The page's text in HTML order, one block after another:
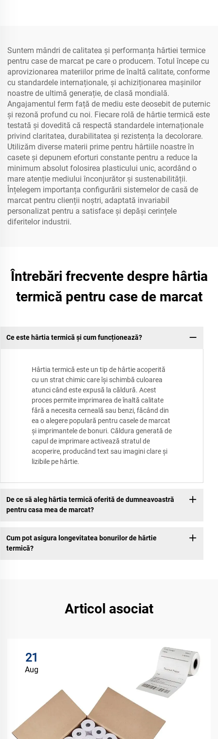
Suntem mândri de calitatea și performanța hârtiei termice
pentru case de marcat pe care o producem. Totul începe cu
aprovizionarea materiilor prime de înaltă calitate, conforme
cu standardele internaționale, și achiziționarea mașinilor
noastre de ultimă generație, de clasă mondială.
Angajamentul ferm față de mediu este deosebit de puternic
și rezonă profund cu noi. Fiecare rolă de hârtie termică este
testată și dovedită că respectă standardele internaționale
privind claritatea, durabilitatea și rezistența la decolorare.
Utilizăm diverse materii prime pentru hârtiile noastre în
casete și depunem eforturi constante pentru a reduce la
minimum absolut folosirea plasticului unic, acordând o
mare atenție mediului înconjurător și sustenabilității.
Înțelegem importanța configurării sistemelor de casă de
marcat pentru clienții noștri, adaptată invariabil
personalizat pentru a satisface și depăși cerințele
diferitelor industrii.
Întrebări frecvente despre hârtia
termică pentru case de marcat
Ce este hârtia termică și cum funcționează?
Hârtia termică este un tip de hârtie acoperită
cu un strat chimic care își schimbă culoarea
atunci când este expusă la căldură. Acest
proces permite imprimarea de înaltă calitate
fără a necesita cerneală sau benzi, făcând din
ea o alegere populară pentru casele de marcat
și imprimantele de bonuri. Căldura generată de
capul de imprimare activează stratul de
acoperire, producând text sau imagini clare și
lizibile pe hârtie.
De ce să aleg hârtia termică oferită de dumneavoastră
pentru casa mea de marcat?
Cum pot asigura longevitatea bonurilor de hârtie
termică?
Articol asociat
21
Aug